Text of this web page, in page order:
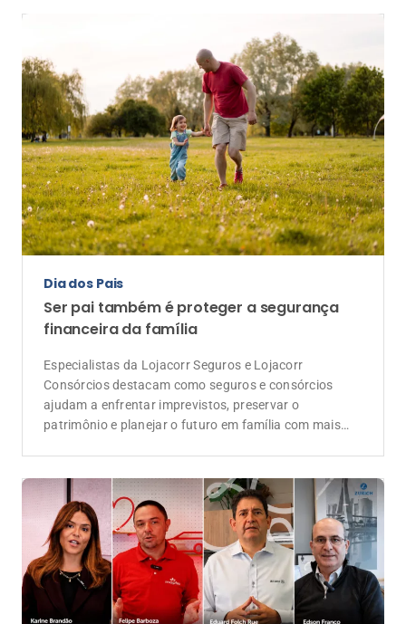
Dia dos Pais
Ser pai também é proteger a segurança
financeira da família
Especialistas da Lojacorr Seguros e Lojacorr
Consórcios destacam como seguros e consórcios
ajudam a enfrentar imprevistos, preservar o
patrimônio e planejar o futuro em família com mais